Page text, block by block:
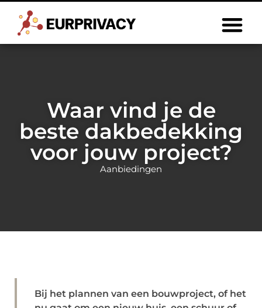
Waar vind je de
beste dakbedekking
voor jouw project?
Aanbiedingen
Bij het plannen van een bouwproject, of het